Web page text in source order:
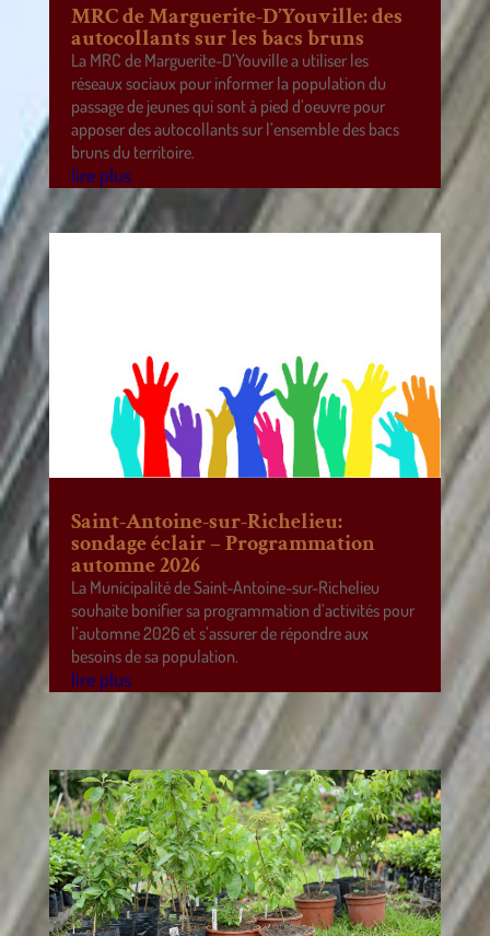
MRC de Marguerite-D’Youville: des
autocollants sur les bacs bruns
La MRC de Marguerite-D’Youville a utiliser les
réseaux sociaux pour informer la population du
passage de jeunes qui sont à pied d’oeuvre pour
apposer des autocollants sur l’ensemble des bacs
bruns du territoire.
lire plus
Saint-Antoine-sur-Richelieu:
sondage éclair – Programmation
automne 2026
La Municipalité de Saint-Antoine-sur-Richelieu
souhaite bonifier sa programmation d’activités pour
l’automne 2026 et s’assurer de répondre aux
besoins de sa population.
lire plus